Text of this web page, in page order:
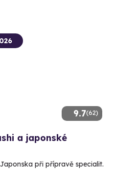
9.7(62)
a japonské
při přípravě specialit.